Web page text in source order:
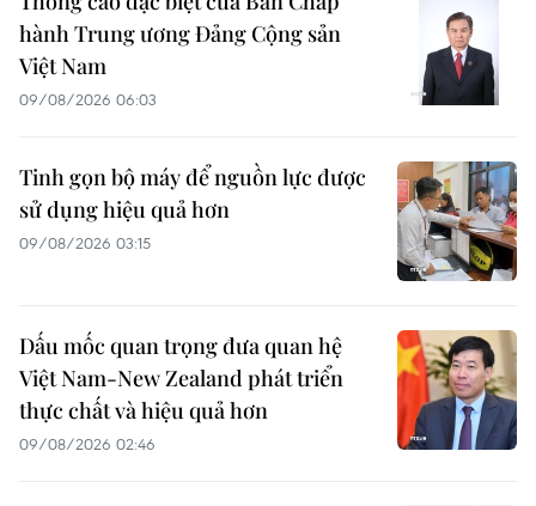
hành Trung ương Đảng Cộng sản
Việt Nam
09/08/2026 06:03
Tinh gọn bộ máy để nguồn lực được
sử dụng hiệu quả hơn
09/08/2026 03:15
Dấu mốc quan trọng đưa quan hệ
Việt Nam-New Zealand phát triển
thực chất và hiệu quả hơn
09/08/2026 02:46